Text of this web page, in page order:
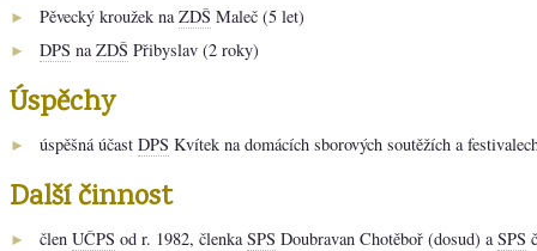
► Pěvecký kroužek na ZDŠ Maleč (5 let)
► DPS na ZDŠ Přibyslav (2 roky)
Úspěchy
► úspěšná účast DPS Kvítek na domácích sborových soutěžích a
Další činnost
► člen UČPS od r. 1982, členka SPS Doubravan Chotěboř (dosud) a SPS